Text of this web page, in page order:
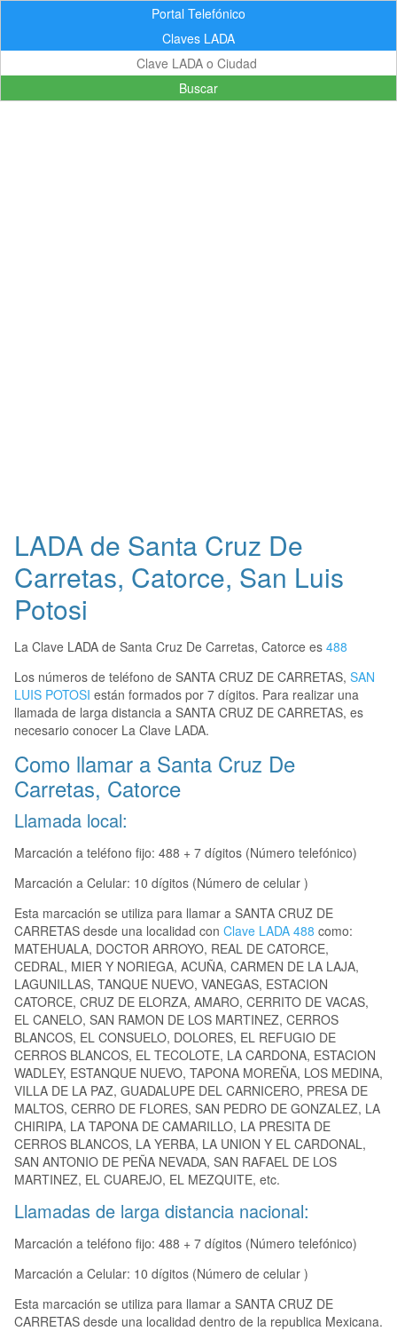
Portal Telefónico
Claves LADA
Buscar
LADA de Santa Cruz De
Carretas, Catorce, San Luis
Potosi
La Clave LADA de Santa Cruz De Carretas, Catorce es 488
Los números de teléfono de SANTA CRUZ DE CARRETAS, SAN
LUIS POTOSI están formados por 7 dígitos. Para realizar una
llamada de larga distancia a SANTA CRUZ DE CARRETAS, es
necesario conocer La Clave LADA.
Como llamar a Santa Cruz De
Carretas, Catorce
Llamada local:
Marcación a teléfono fijo: 488 + 7 dígitos (Número telefónico)
Marcación a Celular: 10 dígitos (Número de celular )
Esta marcación se utiliza para llamar a SANTA CRUZ DE
CARRETAS desde una localidad con Clave LADA 488 como:
MATEHUALA, DOCTOR ARROYO, REAL DE CATORCE,
CEDRAL, MIER Y NORIEGA, ACUÑA, CARMEN DE LA LAJA,
LAGUNILLAS, TANQUE NUEVO, VANEGAS, ESTACION
CATORCE, CRUZ DE ELORZA, AMARO, CERRITO DE VACAS,
EL CANELO, SAN RAMON DE LOS MARTINEZ, CERROS
BLANCOS, EL CONSUELO, DOLORES, EL REFUGIO DE
CERROS BLANCOS, EL TECOLOTE, LA CARDONA, ESTACION
WADLEY, ESTANQUE NUEVO, TAPONA MOREÑA, LOS MEDINA,
VILLA DE LA PAZ, GUADALUPE DEL CARNICERO, PRESA DE
MALTOS, CERRO DE FLORES, SAN PEDRO DE GONZALEZ, LA
CHIRIPA, LA TAPONA DE CAMARILLO, LA PRESITA DE
CERROS BLANCOS, LA YERBA, LA UNION Y EL CARDONAL,
SAN ANTONIO DE PEÑA NEVADA, SAN RAFAEL DE LOS
MARTINEZ, EL CUAREJO, EL MEZQUITE, etc.
Llamadas de larga distancia nacional:
Marcación a teléfono fijo: 488 + 7 dígitos (Número telefónico)
Marcación a Celular: 10 dígitos (Número de celular )
Esta marcación se utiliza para llamar a SANTA CRUZ DE
CARRETAS desde una localidad dentro de la republica Mexicana.